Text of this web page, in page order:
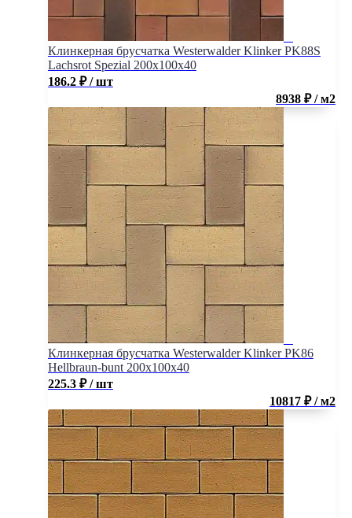
Клинкерная брусчатка Westerwalder Klinker PK88S
Lachsrot Spezial 200x100x40
186.2 ₽ / шт
8938 ₽ / м2
Клинкерная брусчатка Westerwalder Klinker PK86
Hellbraun-bunt 200x100x40
225.3 ₽ / шт
10817 ₽ / м2